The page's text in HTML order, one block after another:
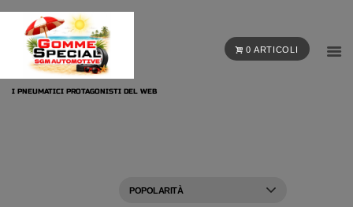
0 ARTICOLI
I PNEUMATICI PROTAGONISTI DEL WEB